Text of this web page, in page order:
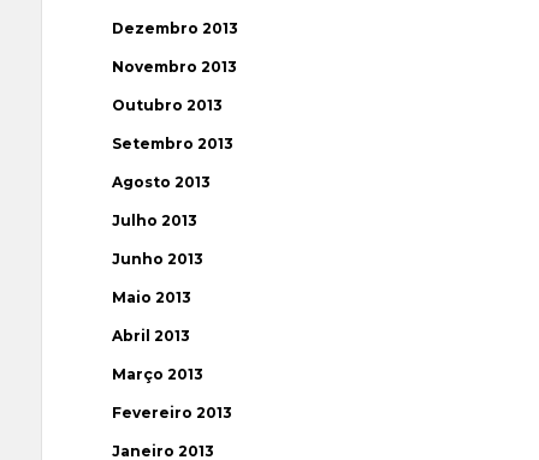
Dezembro 2013
Novembro 2013
Outubro 2013
Setembro 2013
Agosto 2013
Julho 2013
Junho 2013
Maio 2013
Abril 2013
Março 2013
Fevereiro 2013
Janeiro 2013